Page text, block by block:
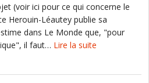
(voir ici pour ce qui concerne le
Herouin-Léautey publie sa
dans Le Monde que, "pour
il faut… Lire la suite